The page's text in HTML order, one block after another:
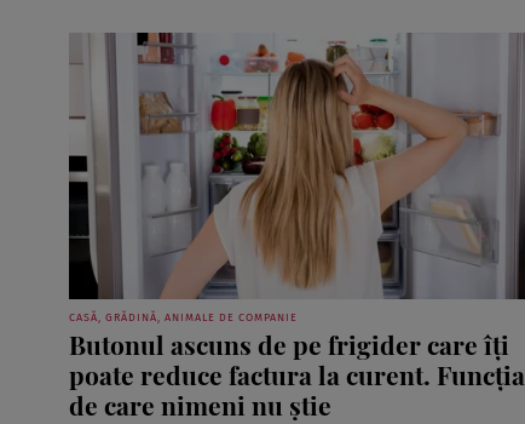
CASĂ, GRĂDINĂ, ANIMALE DE COMPANIE
Butonul ascuns de pe frigider care îți
poate reduce factura la curent. Funcția
de care nimeni nu știe